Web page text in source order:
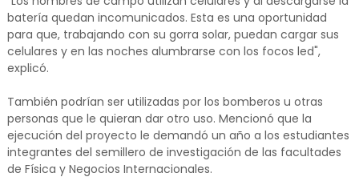
batería quedan incomunicados. Esta es una oportunidad
para que, trabajando con su gorra solar, puedan cargar sus
celulares y en las noches alumbrarse con los focos led",
explicó.
También podrían ser utilizadas por los bomberos u otras
personas que le quieran dar otro uso. Mencionó que la
ejecución del proyecto le demandó un año a los estudiantes
integrantes del semillero de investigación de las facultades
de Física y Negocios Internacionales.